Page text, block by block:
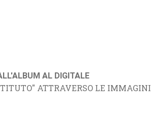
AL DIGITALE
ATTRAVERSO LE IMMAGINI